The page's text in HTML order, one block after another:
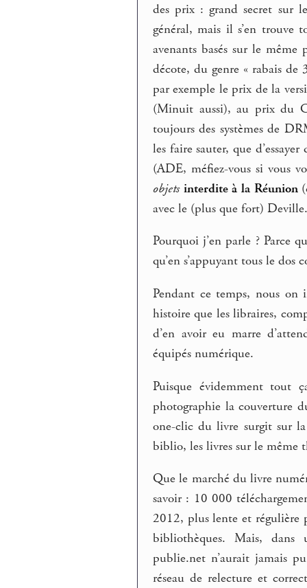
des prix : grand secret sur
général, mais il s’en trouve
avenants basés sur le
décote, du genre « rabais de
par exemple le prix de la
(Minuit aussi), au prix du
toujours des systèmes de
les faire sauter, que
(ADE, méfiez-vous si vous
objets interdite à la Réunion
avec le (plus que fort)
Pourquoi j’en parle ? Parce
qu’en s’appuyant tous le
Pendant ce temps, nous on
histoire que les libraires,
d’en avoir eu marre
équipés numérique.
Puisque évidemment tout
photographie la couverture
one-clic du livre surgit sur la
biblio, les livres sur le même
Que le marché du livre
savoir : 10 000
2012, plus lente et régulière
bibliothèques. Mais, dans
publie.net n’aurait jamais
réseau de relecture et